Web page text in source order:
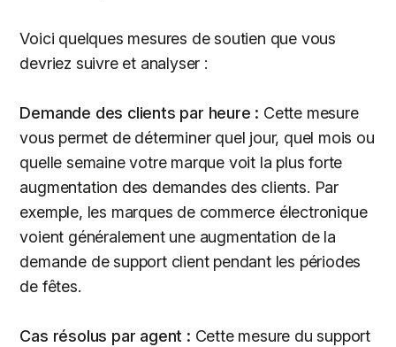
Voici quelques mesures de soutien que vous
devriez suivre et analyser :
Demande des clients par heure : Cette mesure
vous permet de déterminer quel jour, quel mois ou
quelle semaine votre marque voit la plus forte
augmentation des demandes des clients. Par
exemple, les marques de commerce électronique
voient généralement une augmentation de la
demande de support client pendant les périodes
de fêtes.
Cas résolus par agent : Cette mesure du support